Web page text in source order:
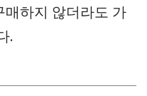
매하지 않더라도 가
.